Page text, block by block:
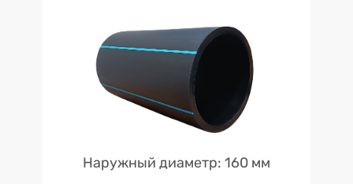
Наружный диаметр: 160 мм